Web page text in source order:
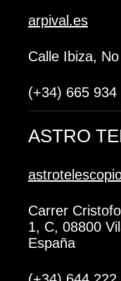
arpival.es
Calle Ibiza,
(+34) 665 934
ASTRO
Carrer
1, C, 08800
España